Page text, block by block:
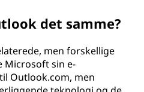
det samme?
men forskellige
Microsoft sin e-
Outlook.com, men